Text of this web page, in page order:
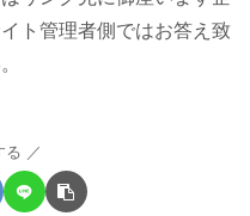
ト管理者側ではお答え致
る